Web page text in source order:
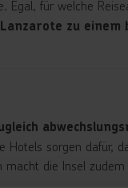
Egal, für welche
zu einem
sorgen dafür,
macht die Insel